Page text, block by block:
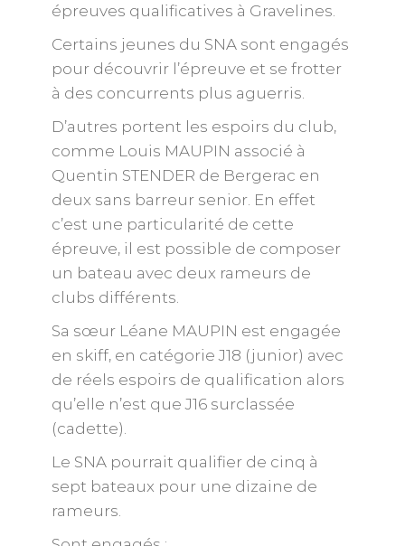
épreuves qualificatives à Gravelines.
Certains jeunes du SNA sont engagés
pour découvrir l’épreuve et se frotter
à des concurrents plus aguerris.
D’autres portent les espoirs du club,
comme Louis MAUPIN associé à
Quentin STENDER de Bergerac en
deux sans barreur senior. En effet
c’est une particularité de cette
épreuve, il est possible de composer
un bateau avec deux rameurs de
clubs différents.
Sa sœur Léane MAUPIN est engagée
en skiff, en catégorie J18 (junior) avec
de réels espoirs de qualification alors
qu’elle n’est que J16 surclassée
(cadette).
Le SNA pourrait qualifier de cinq à
sept bateaux pour une dizaine de
rameurs.